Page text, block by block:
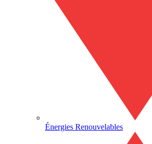
Énergies Renouvelables